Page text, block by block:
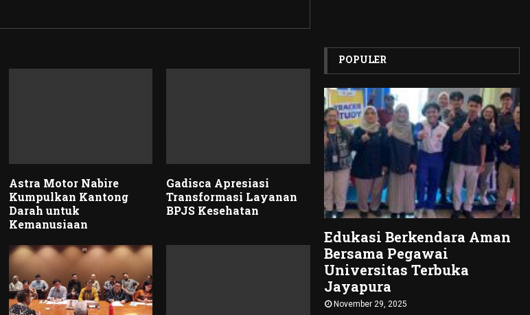
Astra Motor Nabire
Kumpulkan Kantong
Darah untuk
Kemanusiaan
Gadisca Apresiasi
Transformasi Layanan
BPJS Kesehatan
POPULER
Edukasi Berkendara Aman
Bersama Pegawai
Universitas Terbuka
Jayapura
November 29, 2025